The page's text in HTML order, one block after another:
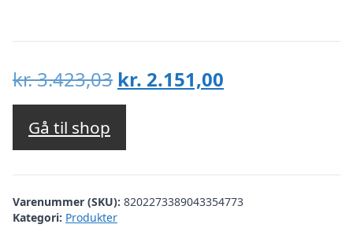
kr.3.423,03 Den
oprindelige
var:
kr. 3.423,03.
kr. 2.151,00
kr. 2.151,00.
Gå til shop
Varenummer (SKU): 8202273389043354773
Kategori: Produkter